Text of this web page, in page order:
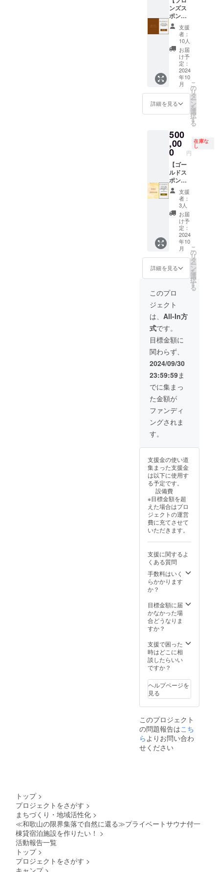
コード
を発行
いたし
ます。
HPより
ご予約
の際、
忘れず
に記入
をお願
いいた
しま
112,000
円〜と
なりま
す。詳
しいお
値段
は、ご
予約の
際にHP
もしく
は予約
サイト
確認く
ださ
coming
soon) ※
割引
コード
を発行
いたし
ます。
HPより
ご予約
の際、
忘れず
に記入
をお願
いいた
しま
す。
年間 ※
宿泊料
金の目
安：2名
宿泊
（食事
無）：
合計
48,000
円〜、4
名宿泊
（食事
無）：
合計
円〜、8
（食事
無）：
合計
112,000
円〜と
なりま
す。詳
しいお
値段
は、ご
予約の
際にHP
もしく
は予約
サイト
よりご
確認く
ださ
coming
割引
コード
を発行
いたし
ます。
HPより
ご予約
の際、
に記入
をお願
いいた
しま
す。
ディン
グ特別
プラン
となり
ます。
・当施
設の稼
働可能
日に限
定した
ご提供
となり
ます。
ん。ご
自由に
お持ち
込みく
ださ
い。 ・
現金へ
の交換
はでき
ませ
ん。 ・
有効期
間：
2024年
10月1
日〜
2027年
9月30日
割引
コード
を発行
いたし
ます。
HPより
ご予約
の際、
忘れず
に記入
をお願
いいた
しま
す。
(URL：
coming
soon)
ma- 」
での日
帰りプ
ラン予
約時に
ご利用
いただ
けま
す。 ・
オープ
ン後に
日帰り
プラン
の実施
予定は
せん
が、ク
ラウド
ファン
ディン
グ特別
プラン
となり
ます。
・当施
設の稼
働可能
日に限
定した
ご提供
となり
ます。
・食材
は付き
ませ
ん。ご
自由に
お持ち
込みく
ださ
い。 ・
現金へ
の交換
はでき
ませ
ん。 ・
有効期
間：
2024年
10月1
日〜
2027年
9月30日
割引
を発行
いたし
ます。
HPより
ご予約
の際、
忘れず
に記入
をお願
いいた
しま
(URL：
coming
soon)
ンズス
ポン
サー】
HPスポ
ンサー
欄&ログ
ハウス
のテラ
ス席へ
の記名
板に支
援者様
の法人
名もし
くはお
（ニッ
クネー
ム）を
掲載し
ます。
・掲載
期間：
2024年
10月1
日〜
2029年
9月30日
までの5
年間 ・
掲載方
法：文
字の
み、ロ
ゴ／バ
ナーの
掲載は
不可 ・
掲載サ
イズ：
5cmほ
どの木
製板を
予定 ・
注意事
項：支
援時、
必ず備
考欄に
希望さ
れる法
人名も
しくは
お名前
ム）を
くださ
い。
支援
者：
10人
お届
け予
定：
2024
年10
月
詳細を見る
こ
の
リ
タ
ー
ン
を
選
択
す
る
500
,00
0 円
在庫な
し
【ゴー
ルドス
ポン
サー】
HPスポ
ンサー
欄&サウ
ナ内へ
の記名
板に支
援者様
の法人
名もし
くはお
名前
（ニッ
クネー
ム）を
掲載&当
社
Instagr
amにて
スポン
サー名
を記
載。 ま
た、一
棟貸切
宿泊権2
泊分を
ご提
供。 ・
掲載期
間：
日〜
9月30日
までの5
年間 ・
掲載方
法：文
字の
み、ロ
ゴ／バ
ナーの
掲載は
不可 ・
イズ：
5cmほ
どの木
製板を
予定 ・
時、必
ず備考
欄に希
望され
名もし
くはお
名前
（ニッ
ム）を
ご記入
くださ
い。
支援
者：
3人
お届
け予
定：
2024
年10
月
詳細を見る
こ
の
リ
タ
ー
ン
を
選
択
す
る
このプロ
ジェクト
は、 All-In方
式です。
目標金額に
関わらず、
2024/09/30
23:59:59ま
でに集まっ
た金額が
ファンディ
ングされま
す。
支援金の使い道
集まった支援金
は以下に使用す
る予定です。
設備費
※目標金額を超
えた場合はプロ
ジェクトの運営
費に充てさせて
いただきます。
支援に関するよ
くある質問
手数料はいく
らかかります
か？
目標金額に届
かなかった場
合どうなりま
すか？
支援で困った
時はどこに相
談したらいい
ですか？
ヘルプページを
見る
このプロジェクト
の問題報告はこち
ら よりお問い合わ
せください
トップ >
プロジェクトをさがす >
まちづくり・地域活性化 >
≪和歌山の限界集落で自然に還る≫プライベートサウナ付一
棟貸宿泊施設を作りたい！ >
活動報告一覧
トップ >
プロジェクトをさがす >
キャンプ >